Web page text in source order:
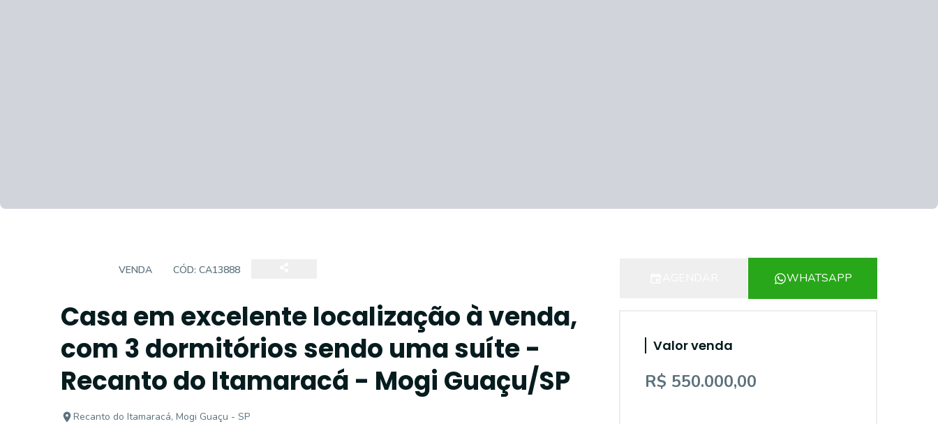
VENDA CÓD: CA13888
Casa em excelente localização à venda,
com 3 dormitórios sendo uma suíte -
Recanto do Itamaracá - Mogi Guaçu/SP
Recanto do Itamaracá, Mogi Guaçu - SP
WHATSAPP
Valor venda
R$ 550.000,00